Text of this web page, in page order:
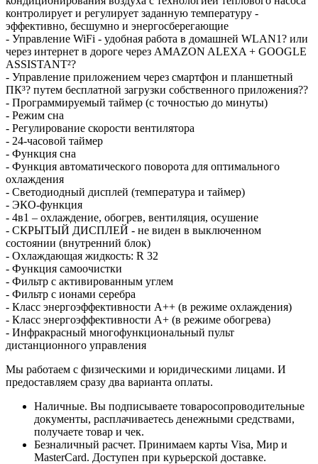
контролирует и регулирует заданную температуру -
эффективно, бесшумно и энергосберегающие
- Управление WiFi - удобная работа в домашней WLAN1? или
через интернет в дороге через AMAZON ALEXA + GOOGLE
ASSISTANT²?
- Управление приложением через смартфон и планшетный
ПК³? путем бесплатной загрузки собственного приложения??
- Программируемый таймер (с точностью до минуты)
- Режим сна
- Регулирование скорости вентилятора
- 24-часовой таймер
- Функция сна
- Функция автоматического поворота для оптимального
охлаждения
- Светодиодный дисплей (температура и таймер)
- ЭКО-функция
- 4в1 – охлаждение, обогрев, вентиляция, осушение
- СКРЫТЫЙ ДИСПЛЕЙ - не виден в выключенном
состоянии (внутренний блок)
- Охлаждающая жидкость: R 32
- Функция самоочистки
- Фильтр с активированным углем
- Фильтр с ионами серебра
- Класс энергоэффективности А++ (в режиме охлаждения)
- Класс энергоэффективности А+ (в режиме обогрева)
- Инфракрасный многофункциональный пульт
дистанционного управления
Мы работаем с физическими и юридическими лицами. И
предоставляем сразу два варианта оплаты.
Наличные. Вы подписываете товаросопроводительные
документы, расплачиваетесь денежными средствами,
получаете товар и чек.
Безналичный расчет. Принимаем карты Visa, Мир и
MasterCard. Доступен при курьерской доставке.